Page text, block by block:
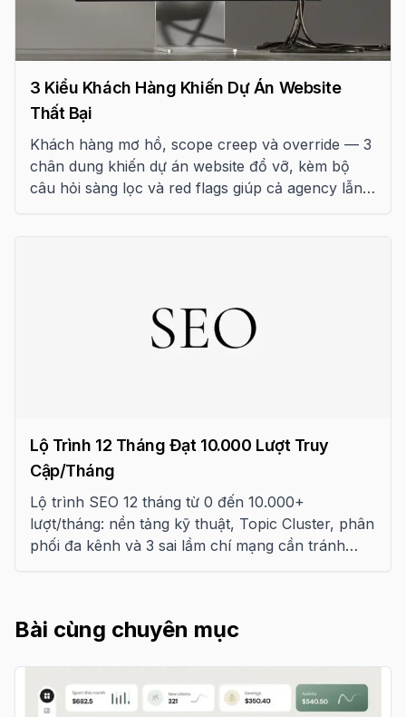
3 Kiểu Khách Hàng Khiến Dự Án Website
Thất Bại
Khách hàng mơ hồ, scope creep và override — 3
chân dung khiến dự án website đổ vỡ, kèm bộ
câu hỏi sàng lọc và red flags giúp cả agency lẫn
Lộ Trình 12 Tháng Đạt 10.000 Lượt Truy
Cập/Tháng
Lộ trình SEO 12 tháng từ 0 đến 10.000+
lượt/tháng: nền tảng kỹ thuật, Topic Cluster, phân
phối đa kênh và 3 sai lầm chí mạng cần tránh
Bài cùng chuyên mục